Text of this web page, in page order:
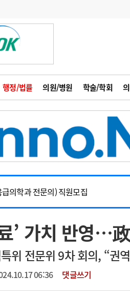
행정/법률 의원/병원 학술/학회
금주의 검색어
1
의사인력 수급 추계
3
AI의료
4
전공의 모집 결과
인사
초대석 피플
포토뉴스
지역병원 중소병원
행정처분 판례
회사소개 법적고지
반기 인턴 모집
의학과 임기제 임상의사 채용
의학과 전문의) 직원모집
의(레지던트1년차) 모집
반기 인턴 모집
학과 임기제 임상의사 채용
’ 가치 반영…
위 전문위 9차 회의, “권
06:36 댓글쓰기